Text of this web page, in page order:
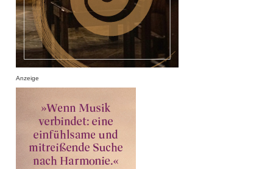
Anzeige